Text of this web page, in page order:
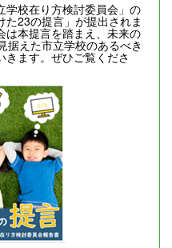
校在り方検討委員会」の
23の提言」が提出されま
は本提言を踏まえ、未来の
据えた市立学校のあるべき
ます。ぜひご覧くださ